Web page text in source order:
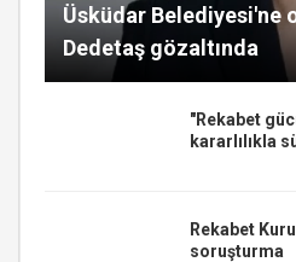
Üsküdar Belediyesi'ne
Dedetaş gözaltında
"Rekabet
kararlılıkla
Rekabet
soruşturma